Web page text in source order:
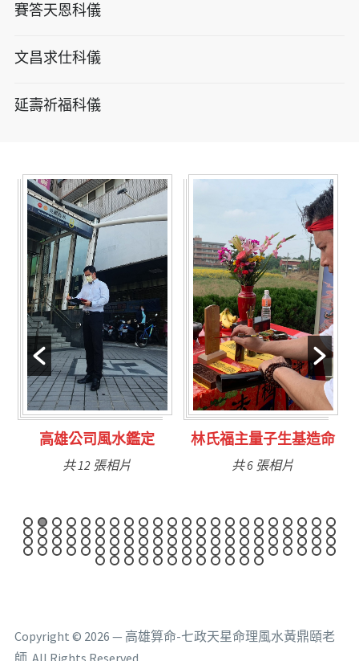
賽答天恩科儀
文昌求仕科儀
延壽祈福科儀
林氏福主量子生基造命
共 6 張相片
台南永康風水鑑定
共 9 張相片
Copyright © 2026 — 高雄算命-七政天星命理風水黃鼎頤老